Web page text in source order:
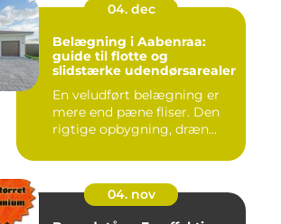
04. dec
Belægning i Aabenraa:
guide til flotte og
slidstærke udendørsarealer
En veludført belægning er
mere end pæne fliser. Den
rigtige opbygning, dræn...
04. nov